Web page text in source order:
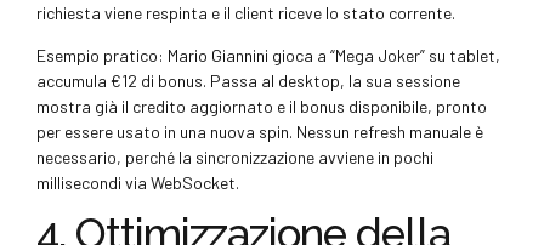
richiesta viene respinta e il client riceve lo stato corrente.
Esempio pratico: Mario Giannini gioca a “Mega Joker” su tablet,
accumula €12 di bonus. Passa al desktop, la sua sessione
mostra già il credito aggiornato e il bonus disponibile, pronto
per essere usato in una nuova spin. Nessun refresh manuale è
necessario, perché la sincronizzazione avviene in pochi
millisecondi via WebSocket.
4. Ottimizzazione della